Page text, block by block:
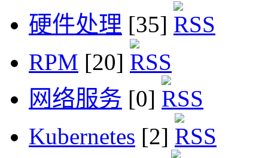
硬件处理 [35]
RPM [20]
网络服务 [0]
Kubernetes [2]